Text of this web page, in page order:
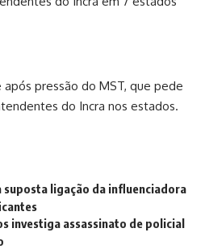
pressão do MST, que pede
do Incra nos estados.
suposta ligação da influenciadora
investiga assassinato de policial